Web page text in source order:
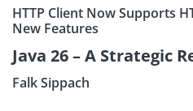
HTTP Client Now Supports
New Features
Java 26 – A Strategic
Falk Sippach